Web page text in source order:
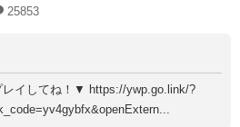
25853
イしてね！▼ https://ywp.go.link/?